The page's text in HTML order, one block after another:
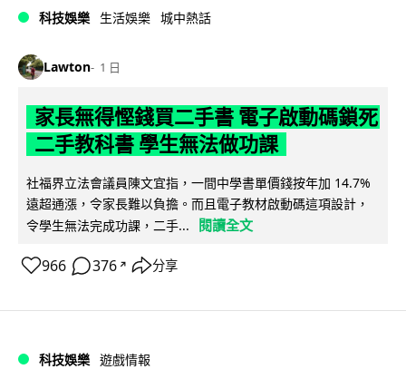
科技娛樂 生活娛樂 城中熱話
Lawton 1 日
家長無得慳錢買二手書 電子啟動碼鎖死
二手教科書 學生無法做功課
社福界立法會議員陳文宜指，一間中學書單價錢按年加 14.7%
遠超通漲，令家長難以負擔。而且電子教材啟動碼這項設計，
令學生無法完成功課，二手...
閱讀全文
966 376 ↗ 分享
科技娛樂 遊戲情報